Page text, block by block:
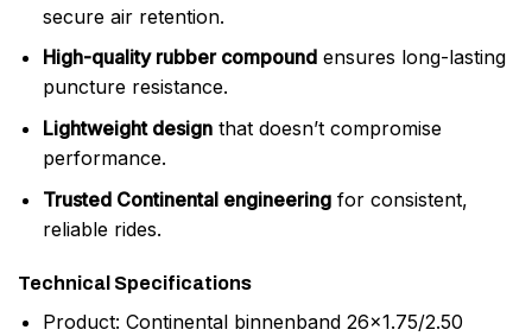
secure air retention.
High-quality rubber compoundensures long-lasting
puncture resistance.
Lightweight designthat doesn’t compromise
performance.
Trusted Continental engineeringfor consistent,
reliable rides.
Technical Specifications
Product: Continental binnenband 26×1.75/2.50